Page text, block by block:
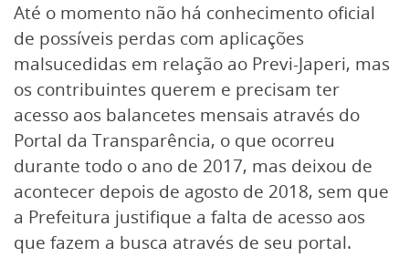
Até o momento não há conhecimento oficial
de possíveis perdas com aplicações
malsucedidas em relação ao Previ-Japeri, mas
os contribuintes querem e precisam ter
acesso aos balancetes mensais através do
Portal da Transparência, o que ocorreu
durante todo o ano de 2017, mas deixou de
acontecer depois de agosto de 2018, sem que
a Prefeitura justifique a falta de acesso aos
que fazem a busca através de seu portal.